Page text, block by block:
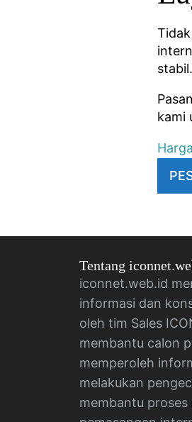
stabil.
kami
Tentang
iconnet.web.id
informasi dan
oleh tim Sales
membantu calon
memperoleh
melakukan
membantu proses